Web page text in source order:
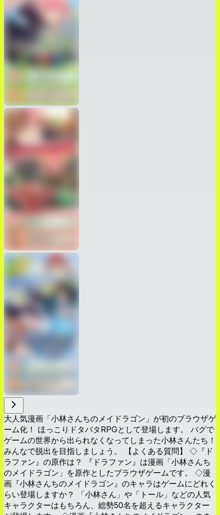
大人気漫画「小林さんちのメイドラゴン」が初のブラウザゲ
ーム化！ ほっこりドタバタRPGとして登場します。 バグで
ゲームの世界から出られなくなってしまった小林さんたち！
みんなで脱出を目指しましょう。 【よくある質問】 ◇『ド
ラファン』の原作は？ 『ドラファン』は漫画「小林さんち
のメイドラゴン」を原作としたブラウザゲームです。 ◇漫
画『小林さんちのメイドラゴン』のキャラはゲームにどれく
らい登場しますか？ 「小林さん」や「トール」などの人気
キャラクターはもちろん、総勢50名を超えるキャラクター